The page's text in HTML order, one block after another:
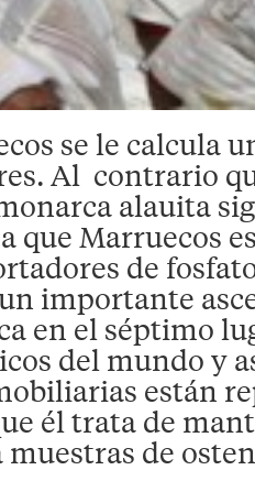
se le calcula
Al contrario
alauita
que Marruecos
de
importante
en el séptimo
del mundo y
están
él trata de
muestras de